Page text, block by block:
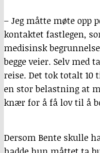
– Jeg måtte møte opp
kontaktet fastlegen,
medisinsk
begge veier. Selv med
reise. Det tok totalt 10
en stor belastning at
knær for å få lov til å
Dersom Bente skulle